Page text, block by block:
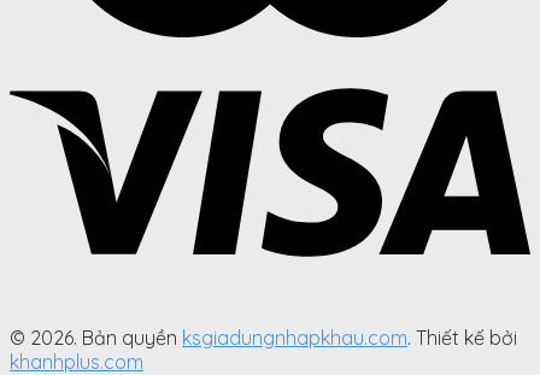
© 2026. Bản quyền ksgiadungnhapkhau.com. Thiết kế bởi
khanhplus.com